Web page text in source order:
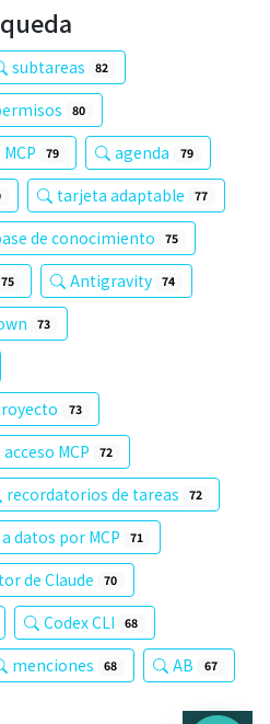
subtareas 82
80
MCP 79 agenda 79
tarjeta adaptable 77
de conocimiento 75
75 Antigravity 74
73
73
acceso MCP 72
recordatorios de tareas 72
datos por MCP 71
de Claude 70
Codex CLI 68
menciones 68 AB 67